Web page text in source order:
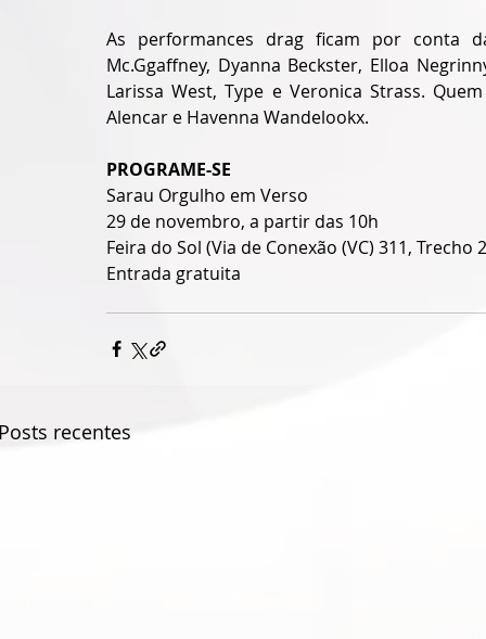
As performances drag ficam por conta
Mc.Ggaffney, Dyanna Beckster, Elloa
Larissa West, Type e Veronica Strass.
Alencar e Havenna Wandelookx.
PROGRAME-SE
Sarau Orgulho em Verso
29 de novembro, a partir das 10h
Feira do Sol (Via de Conexão (VC) 311, Trecho
Entrada gratuita
recentes